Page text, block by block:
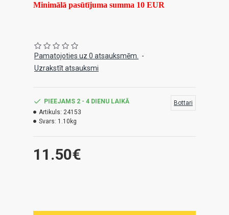
Minimālā pasūtījuma summa 10 EUR
Pamatojoties uz 0 atsauksmēm.
-
Uzrakstīt atsauksmi
11.50€
PIEEJAMS 2 - 4 DIENU LAIKĀ
Artikuls: 24153
Svars: 1.10kg
Bottari